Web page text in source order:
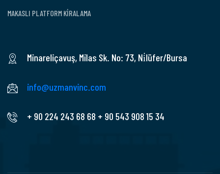
MAKASLI PLATFORM KİRALAMA
Minareliçavuş, Milas Sk. No: 73, Ni̇lüfer/Bursa
info@uzmanvinc.com
+ 90 224 243 68 68 + 90 543 908 15 34